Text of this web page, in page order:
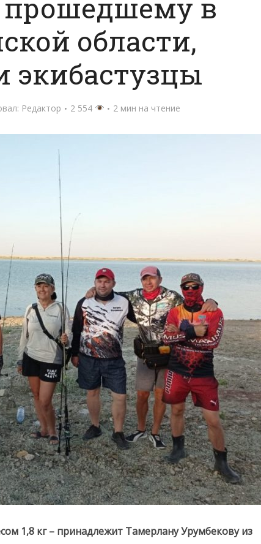
прошедшему в
области,
экибастузцы
Редактор 2 554 2 мин на чтение
1,8 кг – принадлежит Тамерлану Урумбекову из